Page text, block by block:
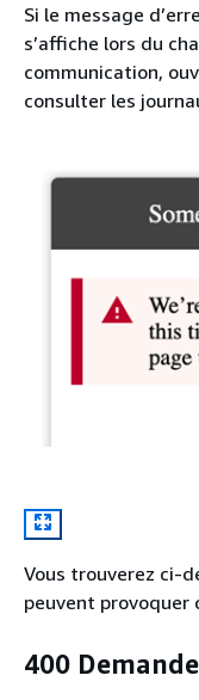
Si le message
s’affiche lors du
communication,
consulter les
Vous trouverez ci-
peuvent provoquer
400